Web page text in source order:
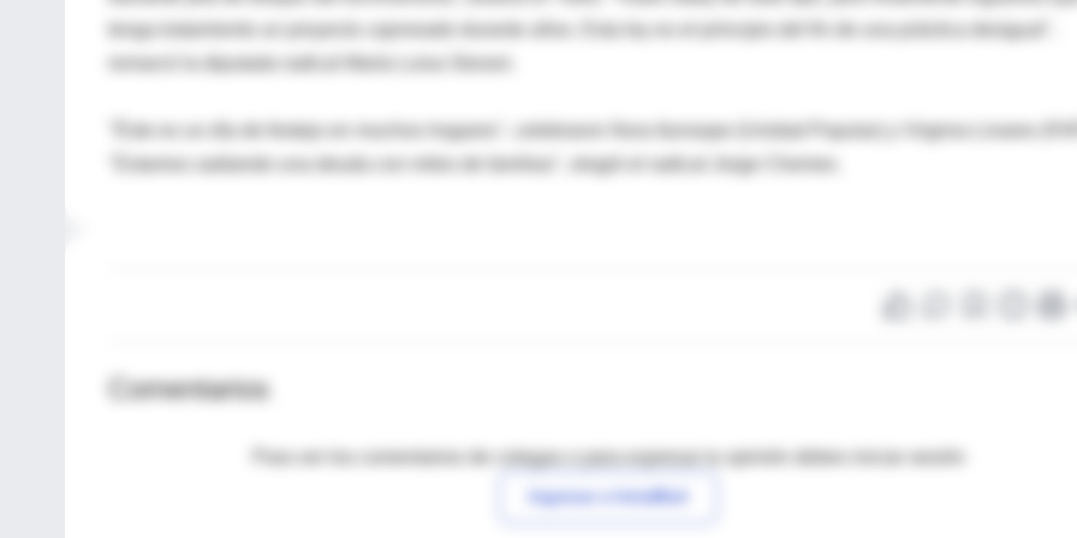
tenga tratamiento un proyecto cajoneado durante años. Esta ley es el principio del fin de una práctica desigual",
"Éste es un día de festejo en muchos hogares", celebraron Nora Iturraspe (Unidad Popular) y Virginia Linares
"Estamos saldando una deuda con miles de familias", elogió el radical Jorge Chemes.
Comentarios
Para ver los comentarios de colegas o para expresar tu opinión debes iniciar sesión
Ingresar a IntraMed